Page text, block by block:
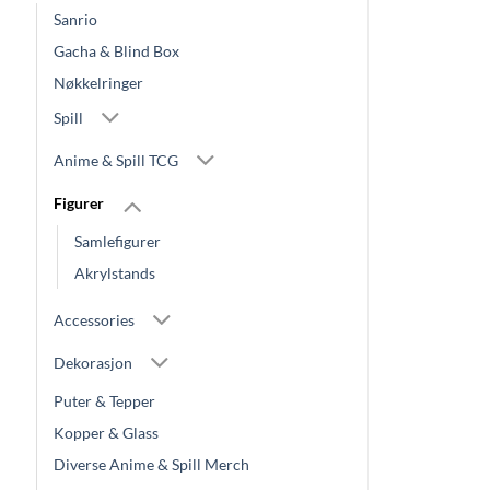
Sanrio
Gacha & Blind Box
Nøkkelringer
Spill
Anime & Spill TCG
Figurer
Samlefigurer
Akrylstands
Accessories
Dekorasjon
Puter & Tepper
Kopper & Glass
Diverse Anime & Spill Merch